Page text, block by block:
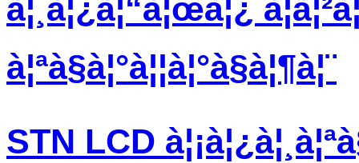
à¦¸à¦¿à¦“à¦œà¦¿
à¦ªà§à¦°à¦¦à¦°à§à¦¶à¦¨
STN LCD